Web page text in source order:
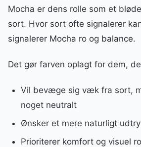
Mocha er dens rolle som et
sort. Hvor sort ofte signalerer
signalerer Mocha ro og balance.
Det gør farven oplagt for dem,
Vil bevæge sig væk fra sort,
noget neutralt
Ønsker et mere naturligt
Prioriterer komfort og visuel